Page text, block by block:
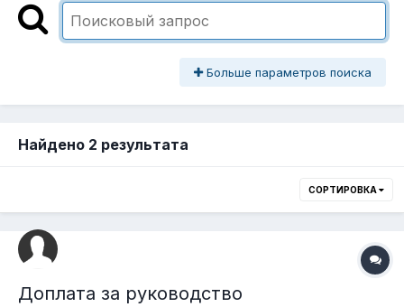
Больше параметров поиска
Найдено 2 результата
СОРТИРОВКА
Доплата за руководство